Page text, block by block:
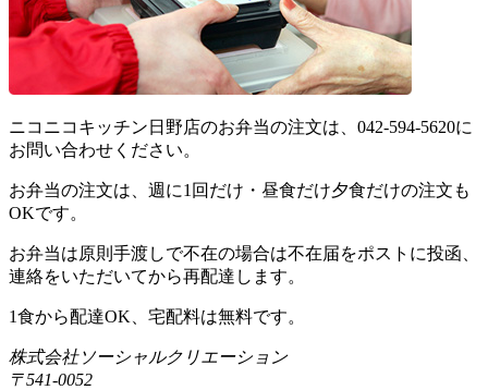
ニコニコキッチン日野店のお弁当の注文は、042-594-5620に
お問い合わせください。
お弁当の注文は、週に1回だけ・昼食だけ夕食だけの注文も
OKです。
お弁当は原則手渡しで不在の場合は不在届をポストに投函、
連絡をいただいてから再配達します。
1食から配達OK、宅配料は無料です。
株式会社ソーシャルクリエーション
〒541-0052